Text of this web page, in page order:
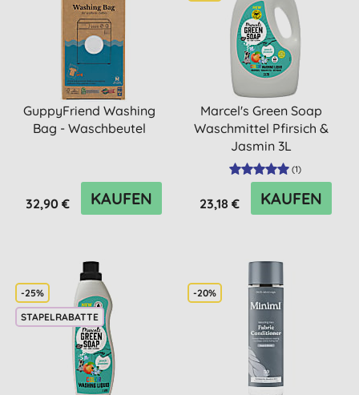
GuppyFriend Washing
Bag - Waschbeutel
32,90 € KAUFEN
Marcel's Green Soap
Waschmittel Pfirsich &
Jasmin 3L
(1)
23,18 € KAUFEN
-25%
STAPELRABATTE
-20%